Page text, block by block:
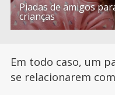
Piadas de amigos
crianças
Em todo caso, um
se relacionarem